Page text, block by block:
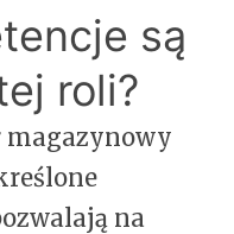
są
roli?
na